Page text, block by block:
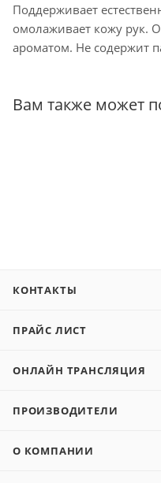
Поддерживает
омолаживает кожу рук.
ароматом. Не содержит
Вам также может
КОНТАКТЫ
ПРАЙС ЛИСТ
ОНЛАЙН ТРАНСЛЯЦИЯ
ПРОИЗВОДИТЕЛИ
О КОМПАНИИ